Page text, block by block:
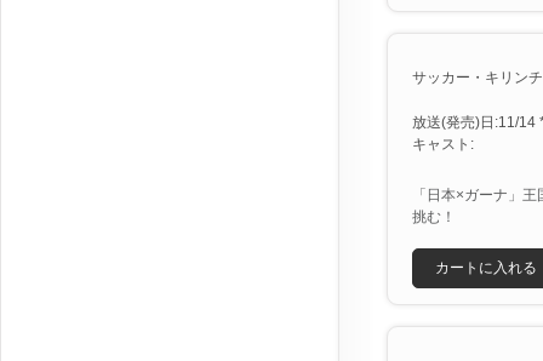
サッカー・キリン
放送(発売)日:11/14
キャスト:
「日本×ガーナ」
挑む！
カートに入れる